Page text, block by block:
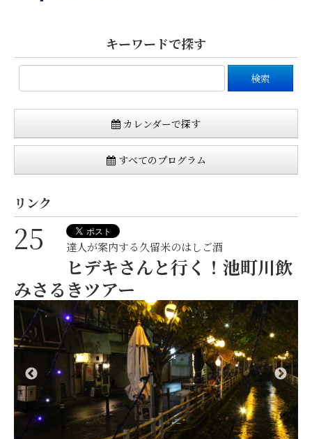
キーワードで探す
カレンダーで探す
すべてのプログラム
リンク
25 達人が案内する久留米のはしご酒
ヒデキさんと行く！池町川飲
みさるきツアー